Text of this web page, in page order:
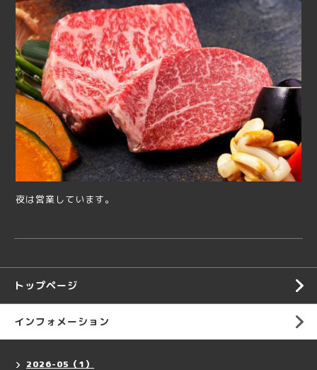
夜は営業しています。
トップページ
インフォメーション
2026-05（1）